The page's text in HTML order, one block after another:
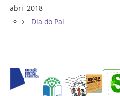
abril 2018
Dia do Pai